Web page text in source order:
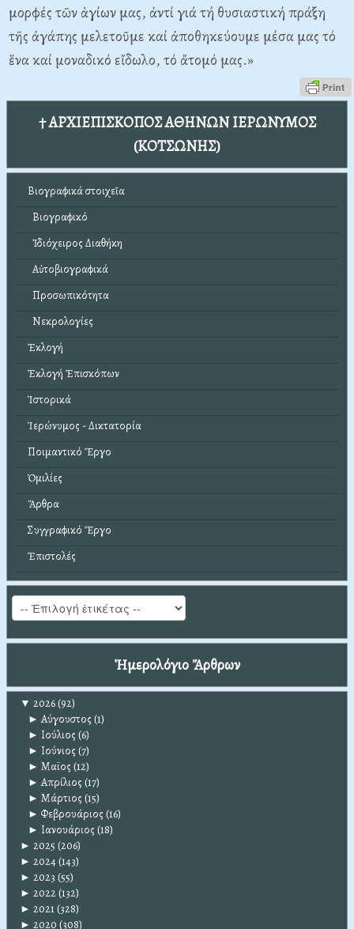
μορφές τῶν ἁγίων μας, ἀντί γιά τή θυσιαστική πράξη
τῆς ἀγάπης μελετοῦμε καί ἀποθηκεύουμε μέσα μας τό
ἕνα καί μοναδικό εἴδωλο, τό ἄτομό μας.»
† ΑΡΧΙΕΠΙΣΚΟΠΟΣ ΑΘΗΝΩΝ ΙΕΡΩΝΥΜΟΣ
(ΚΟΤΣΩΝΗΣ)
Βιογραφικά στοιχεῖα
Βιογραφικό
Ἰδιόχειρος Διαθήκη
Αὐτοβιογραφικά
Προσωπικότητα
Νεκρολογίες
Ἐκλογή
Ἐκλογή Ἐπισκόπων
Ἱστορικά
Ἱερώνυμος - Δικτατορία
Ποιμαντικό Ἔργο
Ὁμιλίες
Ἄρθρα
Συγγραφικό Ἔργο
Ἐπιστολές
Ἡμερολόγιο Ἄρθρων
▼ 2026(92)
► Αύγουστος (1)
► Ιούλιος (6)
► Ιούνιος (7)
► Μαϊος (12)
► Απρίλιος (17)
► Μάρτιος (15)
► Φεβρουάριος (16)
► Ιανουάριος (18)
► 2025 (206)
► 2024(143)
► 2023 (55)
► 2022(132)
► 2021(328)
► 2020 (308)